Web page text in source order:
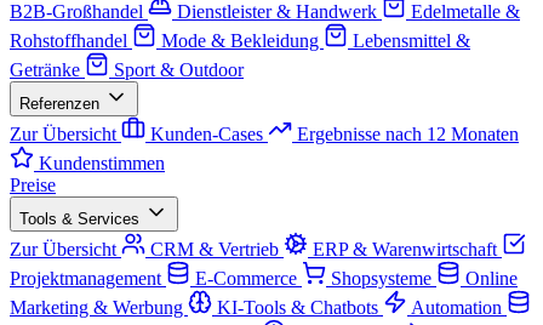
B2B-Großhandel
Dienstleister & Handwerk
Edelmetalle &
Rohstoffhandel
Mode & Bekleidung
Lebensmittel &
Getränke
Sport & Outdoor
Referenzen
Zur Übersicht Kunden-Cases
Ergebnisse nach 12 Monaten
Kundenstimmen
Preise
Tools & Services
Zur Übersicht CRM & Vertrieb
ERP & Warenwirtschaft
Projektmanagement
E-Commerce Shopsysteme
Online
Marketing & Werbung
KI-Tools & Chatbots
Automation